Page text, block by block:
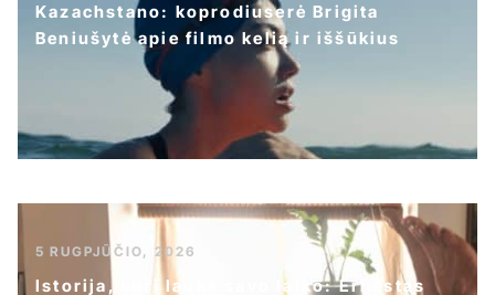
Kazachstano: koprodiuserė Brigita
Beniušytė apie filmo kelią ir iššūkius
5 RUGPJŪČIO, 2026
Istorija, kuri laukė savo laiko: Ernestas